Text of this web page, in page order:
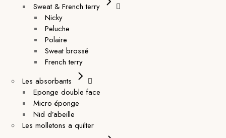
Sweat & French terry
Nicky
Peluche
Polaire
Sweat brossé
French terry
Les absorbants
Eponge double face
Micro éponge
Nid d’abeille
Les molletons a quilter